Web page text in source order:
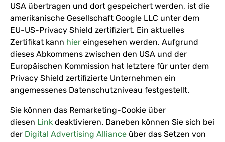
USA übertragen und dort gespeichert werden, ist die
amerikanische Gesellschaft Google LLC unter dem
EU-US-Privacy Shield zertifiziert. Ein aktuelles
Zertifikat kann hier eingesehen werden. Aufgrund
dieses Abkommens zwischen den USA und der
Europäischen Kommission hat letztere für unter dem
Privacy Shield zertifizierte Unternehmen ein
angemessenes Datenschutzniveau festgestellt.
Sie können das Remarketing-Cookie über
diesen Link deaktivieren. Daneben können Sie sich bei
der Digital Advertising Alliance über das Setzen von